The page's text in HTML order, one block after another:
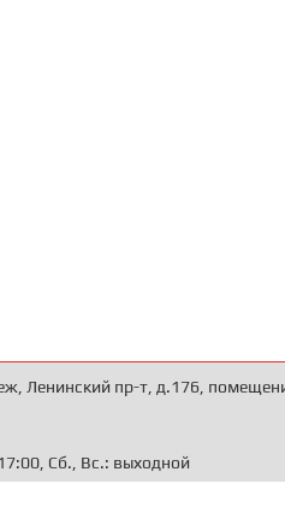
Ленинский пр-т, д.176,
Сб., Вс.: выходной